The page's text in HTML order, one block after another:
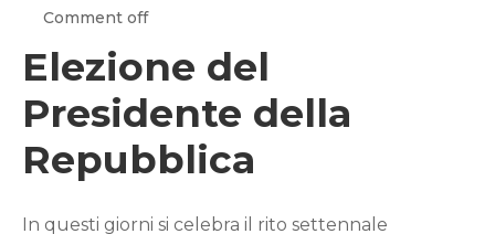
Comment off
Elezione del
Presidente della
Repubblica
In questi giorni si celebra il rito settennale